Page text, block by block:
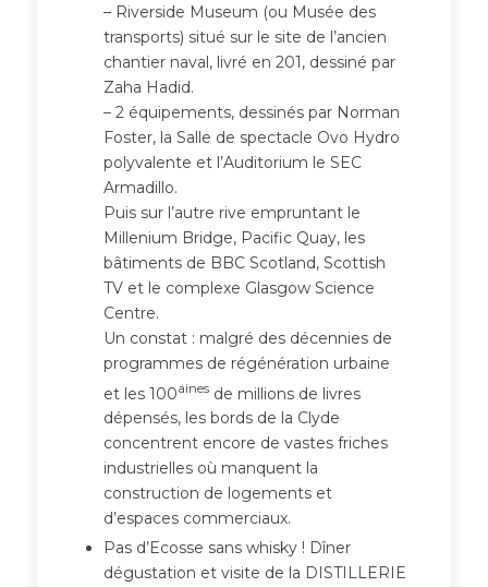
– Riverside Museum (ou Musée des
transports) situé sur le site de l’ancien
chantier naval, livré en 201, dessiné par
Zaha Hadid.
– 2 équipements, dessinés par Norman
Foster, la Salle de spectacle Ovo Hydro
polyvalente et l’Auditorium le SEC
Armadillo.
Puis sur l’autre rive empruntant le
Millenium Bridge, Pacific Quay, les
bâtiments de BBC Scotland, Scottish
TV et le complexe Glasgow Science
Centre.
Un constat : malgré des décennies de
programmes de régénération urbaine
et les 100ainesde millions de livres
dépensés, les bords de la Clyde
concentrent encore de vastes friches
industrielles où manquent la
construction de logements et
d’espaces commerciaux.
Pas d’Ecosse sans whisky ! Dîner
dégustation et visite de la DISTILLERIE